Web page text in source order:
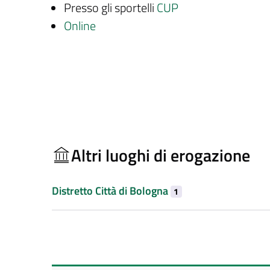
Presso gli sportelli CUP
Online
Altri luoghi di erogazione
Distretto Città di Bologna 1